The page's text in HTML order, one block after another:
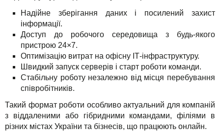
Надійне зберігання даних і посилений захист
інформації.
Доступ до робочого середовища з будь-якого
пристрою 24×7.
Оптимізацію витрат на офісну ІТ-інфраструктуру.
Швидкий запуск серверів і старт роботи команди.
Стабільну роботу незалежно від місця перебування
співробітників.
Такий формат роботи особливо актуальний для компаній
з віддаленими або гібридними командами, філіями в
різних містах України та бізнесів, що працюють онлайн.